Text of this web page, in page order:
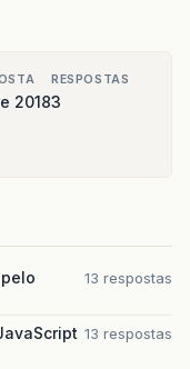
2018
RESPOSTAS
3
13 respostas
13 respostas